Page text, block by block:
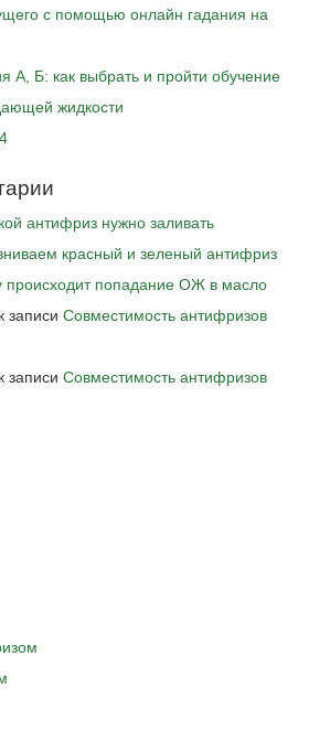
с помощью онлайн гадания на
А, Б: как выбрать и пройти обучение
жидкости
антифриз нужно заливать
красный и зеленый антифриз
происходит попадание ОЖ в масло
к записиСовместимость антифризов
к записиСовместимость антифризов